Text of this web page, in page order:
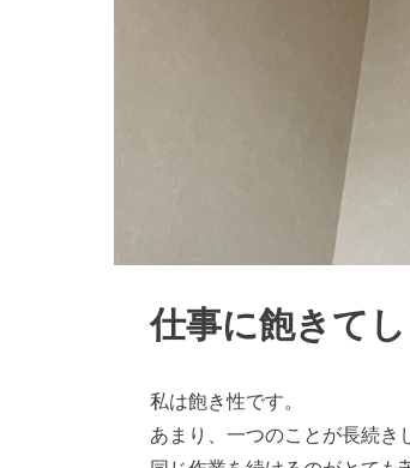
仕事に飽きて
私は飽き性です。
あまり、一つのことが長続き